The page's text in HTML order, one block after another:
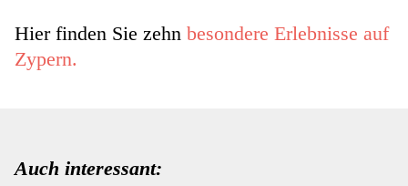
Hier finden Sie zehn besondere Erlebnisse auf
Zypern.
Auch interessant: